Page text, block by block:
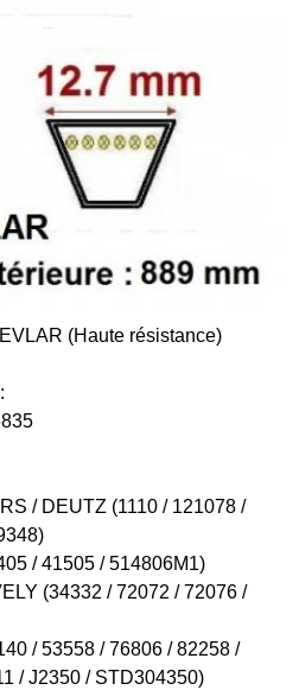
(Haute résistance)
/ DEUTZ (1110 / 121078 /
/ 41505 / 514806M1)
(34332 / 72072 / 72076 /
/ 53558 / 76806 / 82258 /
/ J2350 / STD304350)